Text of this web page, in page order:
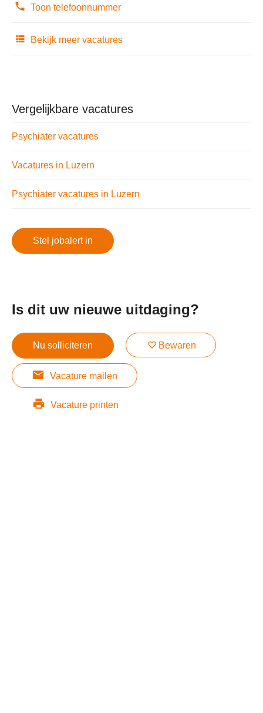
Toon telefoonnummer
Bekijk meer vacatures
Vergelijkbare vacatures
Psychiater vacatures
Vacatures in Luzern
Psychiater vacatures in Luzern
Stel jobalert in
Is dit uw nieuwe uitdaging?
Nu solliciteren Bewaren
Vacature mailen
Vacature printen